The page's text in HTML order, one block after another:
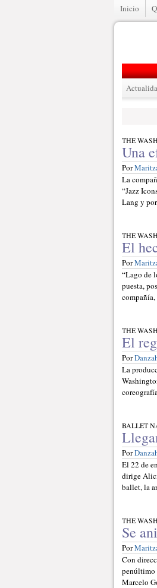
Inicio
THE
Una
Por
La
“Jazz
Lang y
THE
El
Por
“Lago de
puesta,
THE
El
Por
La
BALLET
Por
El 22 de
dirige
ballet, la
THE
Se
Por
Con
penúltimo
Marcelo